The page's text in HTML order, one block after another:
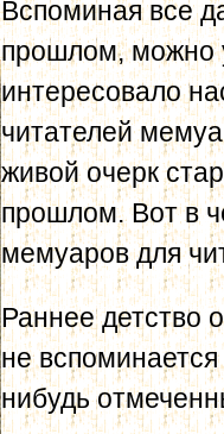
Вспоминая все
прошлом, можно
интересовало
читателей
живой очерк
прошлом. Вот в
мемуаров для
Раннее детство
не
нибудь